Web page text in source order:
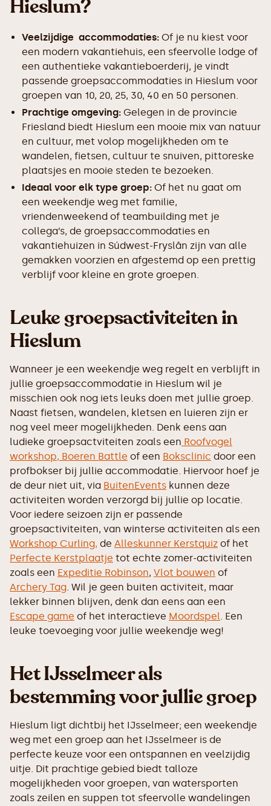
Hieslum?
Veelzijdige accommodaties: Of je nu kiest voor
een modern vakantiehuis, een sfeervolle lodge of
een authentieke vakantieboerderij, je vindt
passende groepsaccommodaties in Hieslum voor
groepen van 10, 20, 25, 30, 40 en 50 personen.
Prachtige omgeving: Gelegen in de provincie
Friesland biedt Hieslum een mooie mix van natuur
en cultuur, met volop mogelijkheden om te
wandelen, fietsen, cultuur te snuiven, pittoreske
plaatsjes en mooie steden te bezoeken.
Ideaal voor elk type groep: Of het nu gaat om
een weekendje weg met familie,
vriendenweekend of teambuilding met je
collega’s, de groepsaccommodaties en
vakantiehuizen in Súdwest-Fryslân zijn van alle
gemakken voorzien en afgestemd op een prettig
verblijf voor kleine en grote groepen.
Leuke groepsactiviteiten in
Hieslum
Wanneer je een weekendje weg regelt en verblijft in
jullie groepsaccommodatie in Hieslum wil je
misschien ook nog iets leuks doen met jullie groep.
Naast fietsen, wandelen, kletsen en luieren zijn er
nog veel meer mogelijkheden. Denk eens aan
ludieke groepsactviteiten zoals een Roofvogel
workshop, Boeren Battle of een Boksclinic door een
profbokser bij jullie accommodatie. Hiervoor hoef je
de deur niet uit, via BuitenEvents kunnen deze
activiteiten worden verzorgd bij jullie op locatie.
Voor iedere seizoen zijn er passende
groepsactiviteiten, van winterse activiteiten als een
Workshop Curling, de Alleskunner Kerstquiz of het
Perfecte Kerstplaatje tot echte zomer-activiteiten
zoals een Expeditie Robinson, Vlot bouwen of
Archery Tag. Wil je geen buiten activiteit, maar
lekker binnen blijven, denk dan eens aan een
Escape game of het interactieve Moordspel. Een
leuke toevoeging voor jullie weekendje weg!
Het IJsselmeer als
bestemming voor jullie groep
Hieslum ligt dichtbij het IJsselmeer; een weekendje
weg met een groep aan het IJsselmeer is de
perfecte keuze voor een ontspannen en veelzijdig
uitje. Dit prachtige gebied biedt talloze
mogelijkheden voor groepen, van watersporten
zoals zeilen en suppen tot sfeervolle wandelingen